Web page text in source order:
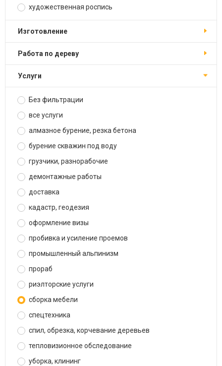
художественная роспись
изготовление
работа по дереву
услуги
Без фильтрации
все услуги
алмазное бурение, резка бетона
бурение скважин под воду
грузчики, разнорабочие
демонтажные работы
доставка
кадастр, геодезия
оформление визы
пробивка и усиление проемов
промышленный альпинизм
прораб
риэлторские услуги
сборка мебели
спецтехника
спил, обрезка, корчевание деревьев
тепловизионное обследование
уборка, клининг